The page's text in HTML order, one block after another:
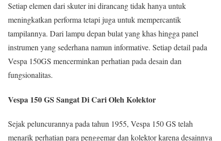
Setiap elemen dari skuter ini dirancang tidak hanya untuk
meningkatkan performa tetapi juga untuk mempercantik
tampilannya. Dari lampu depan bulat yang khas hingga panel
instrumen yang sederhana namun informative. Setiap detail pada
Vespa 150GS mencerminkan perhatian pada desain dan
fungsionalitas.
Vespa 150 GS Sangat Di Cari Oleh Kolektor
Sejak peluncurannya pada tahun 1955, Vespa 150 GS telah
menarik perhatian para penggemar dan kolektor karena desainnya